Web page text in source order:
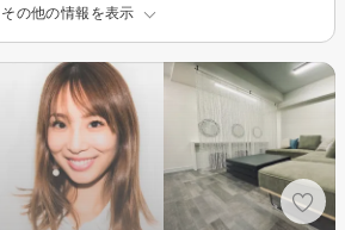
その他の情報を表示